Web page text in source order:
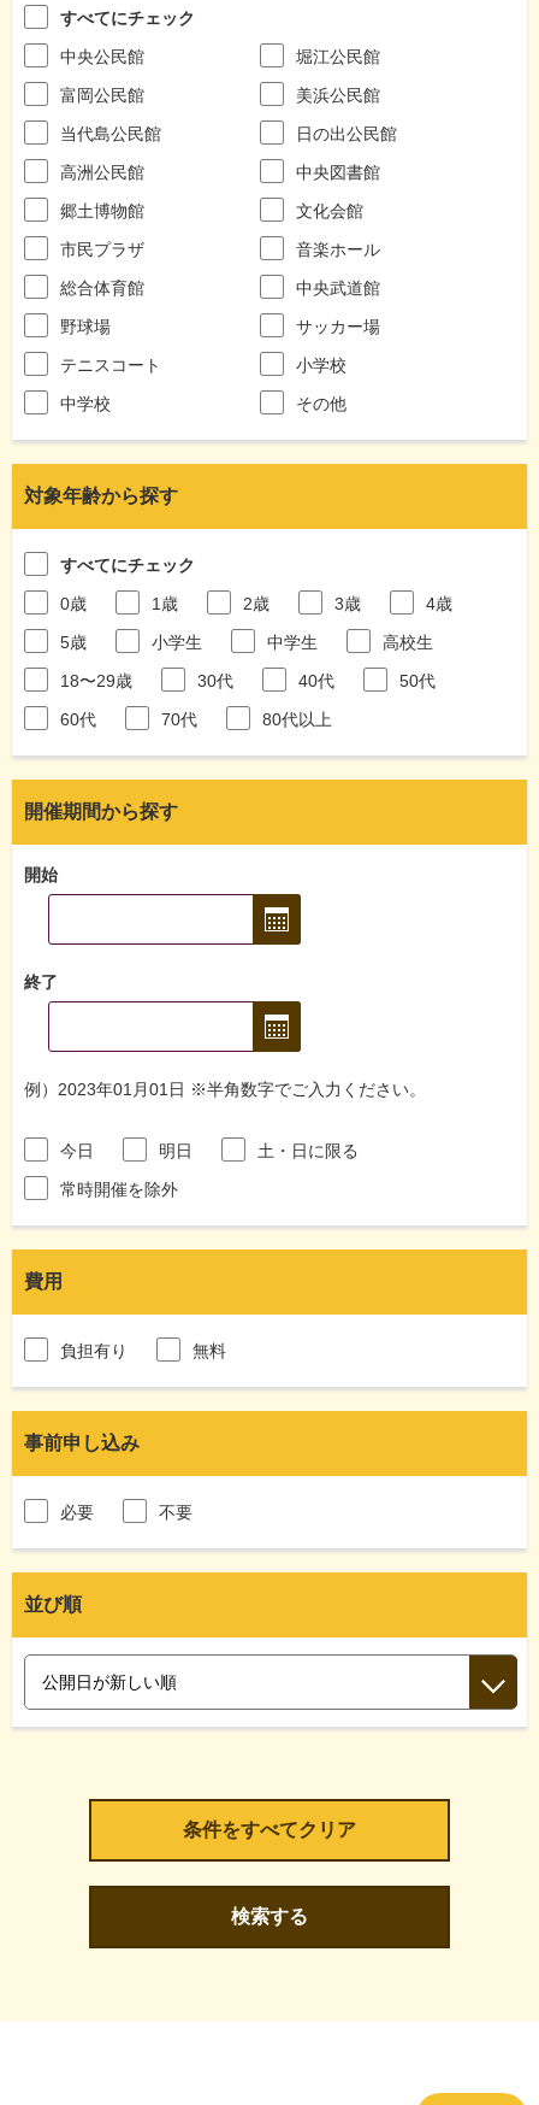
すべてにチェック
中央公民館
堀江公民館
富岡公民館
美浜公民館
当代島公民館
日の出公民館
高洲公民館
中央図書館
郷土博物館
文化会館
市民プラザ
音楽ホール
総合体育館
中央武道館
野球場
サッカー場
テニスコート
小学校
中学校
その他
対象年齢から探す
すべてにチェック
0歳
1歳 2歳 3歳
4歳
5歳
小学生 中学生
高校生
18〜29歳
30代 40代
50代
60代
70代 80代以上
開催期間から探す
開始
終了
例）2023年01月01日 ※半角数字でご入力ください。
今日 明日
土・日に限る
常時開催を除外
費用
負担有り 無料
事前申し込み
必要 不要
並び順
検索する